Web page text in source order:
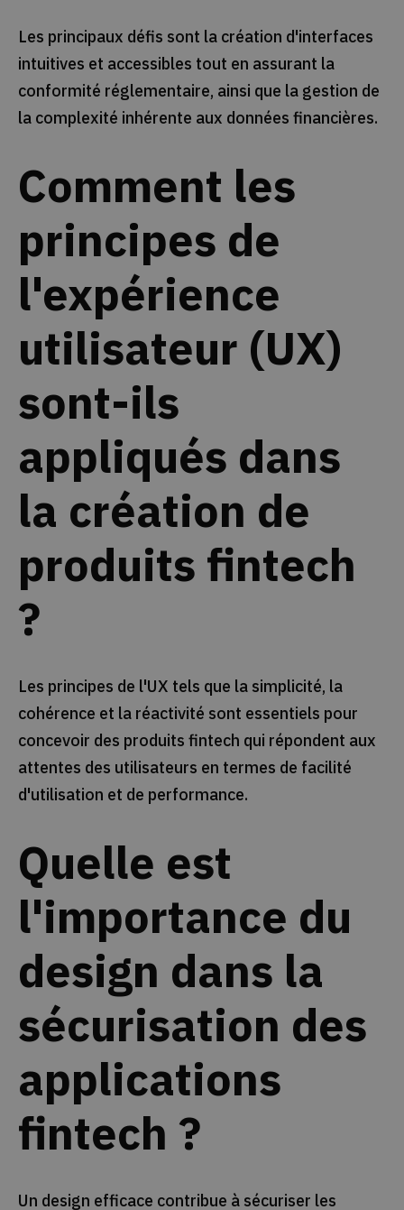
Les principaux défis sont la création d'interfaces
intuitives et accessibles tout en assurant la
conformité réglementaire, ainsi que la gestion de
la complexité inhérente aux données financières.
Comment les
principes de
l'expérience
utilisateur (UX)
sont-ils
appliqués dans
la création de
produits fintech
?
Les principes de l'UX tels que la simplicité, la
cohérence et la réactivité sont essentiels pour
concevoir des produits fintech qui répondent aux
attentes des utilisateurs en termes de facilité
d'utilisation et de performance.
Quelle est
l'importance du
design dans la
sécurisation des
applications
fintech ?
Un design efficace contribue à sécuriser les